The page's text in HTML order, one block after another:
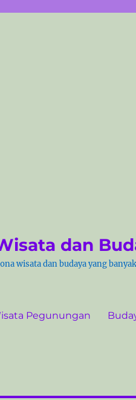
dan
wisata dan budaya yang
Pegunungan